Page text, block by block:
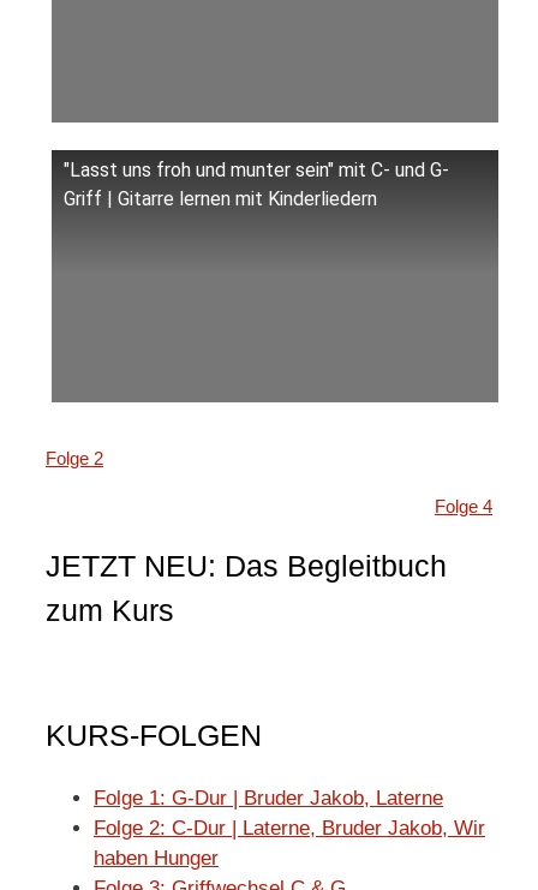
"Lasst uns froh und munter sein" mit C- und G-
Griff | Gitarre lernen mit Kinderliedern
Folge 2
Folge 4
JETZT NEU: Das Begleitbuch
zum Kurs
KURS-FOLGEN
Folge 1: G-Dur | Bruder Jakob, Laterne
Folge 2: C-Dur | Laterne, Bruder Jakob, Wir
haben Hunger